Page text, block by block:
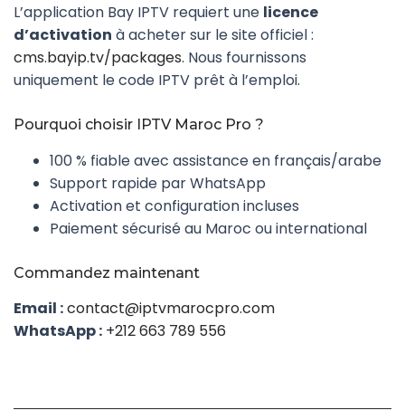
L’application Bay IPTV requiert une licence
d’activation à acheter sur le site officiel :
cms.bayip.tv/packages. Nous fournissons
uniquement le code IPTV prêt à l’emploi.
Pourquoi choisir IPTV Maroc Pro ?
100 % fiable avec assistance en français/arabe
Support rapide par WhatsApp
Activation et configuration incluses
Paiement sécurisé au Maroc ou international
Commandez maintenant
Email :contact@iptvmarocpro.com
WhatsApp : +212 663 789 556